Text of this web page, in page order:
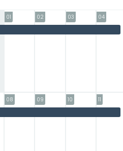
01
02
03
04
08
09
10
11